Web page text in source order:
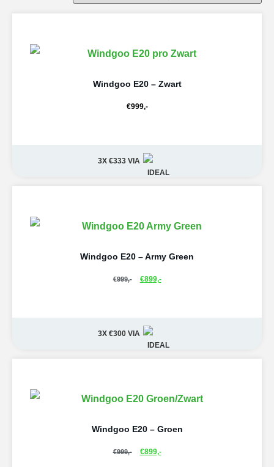
Windgoo E20 – Zwart
€999,-
3X €333VIA
Windgoo E20 – Army Green
€999,- €899,-
3X €300VIA
Windgoo E20 – Groen
€999,- €899,-